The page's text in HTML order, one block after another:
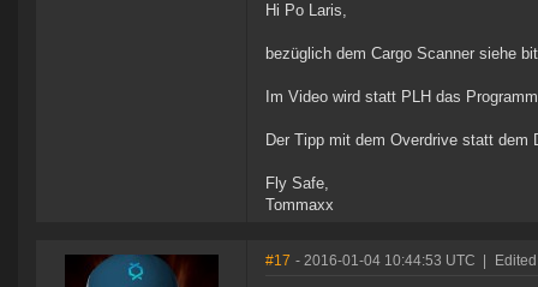
Hi Po Laris,
bezüglich dem Cargo Scanner siehe
Im Video wird statt PLH das
Der Tipp mit dem Overdrive statt
Fly Safe,
Tommaxx
#17 - 2016-01-04 10:44:53 UTC